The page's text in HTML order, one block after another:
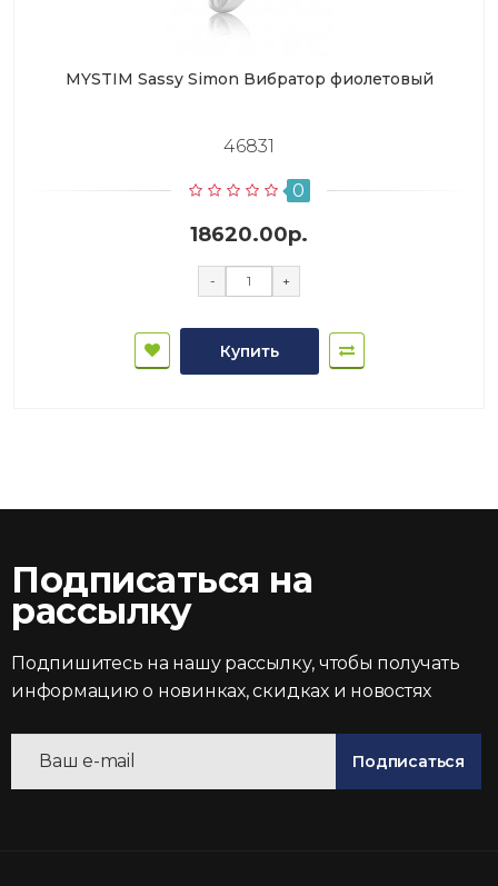
MYSTIM Sassy Simon Вибратор фиолетовый
46831
0
18620.00р.
- +
Купить
Подписаться на
рассылку
Подпишитесь на нашу рассылку, чтобы получать
информацию о новинках, скидках и новостях
Подписаться